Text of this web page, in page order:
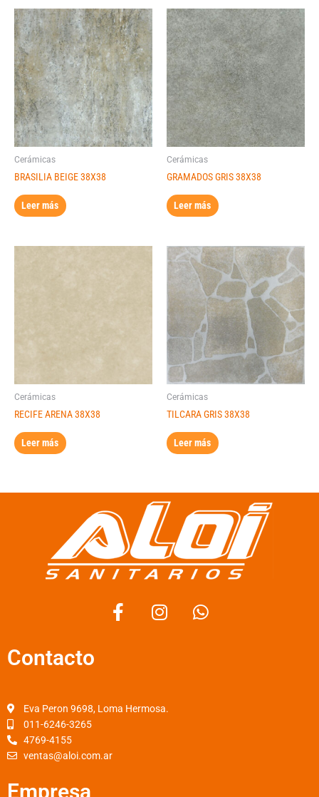
Cerámicas
BRASILIA BEIGE 38X38
Leer más
Cerámicas
GRAMADOS GRIS 38X38
Leer más
Cerámicas
RECIFE ARENA 38X38
Leer más
Cerámicas
TILCARA GRIS 38X38
Leer más
F
a
o
I
n
r
W
h
Contacto
Eva Peron 9698, Loma Hermosa.
011-6246-3265
4769-4155
ventas@aloi.com.ar
Empresa